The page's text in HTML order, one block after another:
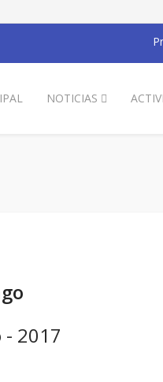
NOTICIAS
2017